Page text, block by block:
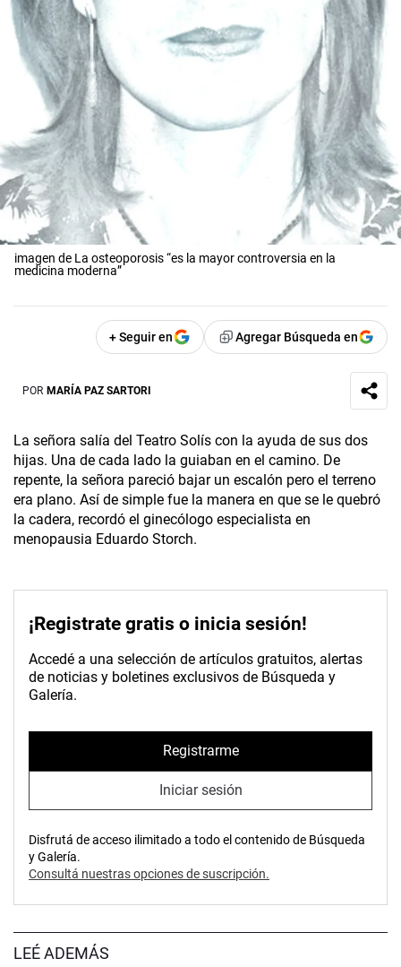
imagen de La osteoporosis “es la mayor controversia en la
medicina moderna”
+ Seguir en Agregar Búsqueda en
POR MARÍA PAZ SARTORI
La señora salía del Teatro Solís con la ayuda de sus dos
hijas. Una de cada lado la guiaban en el camino. De
repente, la señora pareció bajar un escalón pero el terreno
era plano. Así de simple fue la manera en que se le quebró
la cadera, recordó el ginecólogo especialista en
menopausia Eduardo Storch.
¡Registrate gratis o inicia sesión!
Accedé a una selección de artículos gratuitos, alertas
de noticias y boletines exclusivos de Búsqueda y
Galería.
Registrarme
Iniciar sesión
Disfrutá de acceso ilimitado a todo el contenido de Búsqueda
y Galería.
Consultá nuestras opciones de suscripción.
LEÉ ADEMÁS